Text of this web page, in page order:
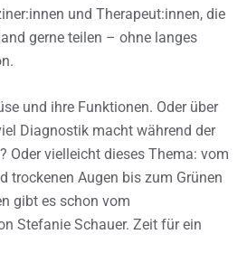
und Therapeut:innen, die
gerne teilen – ohne langes
und ihre Funktionen. Oder über
Diagnostik macht während der
Oder vielleicht dieses Thema: vom
trockenen Augen bis zum Grünen
gibt es schon vom
Stefanie Schauer. Zeit für ein